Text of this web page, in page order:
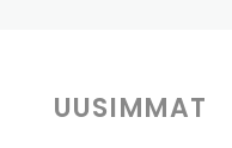
UUSIMMAT